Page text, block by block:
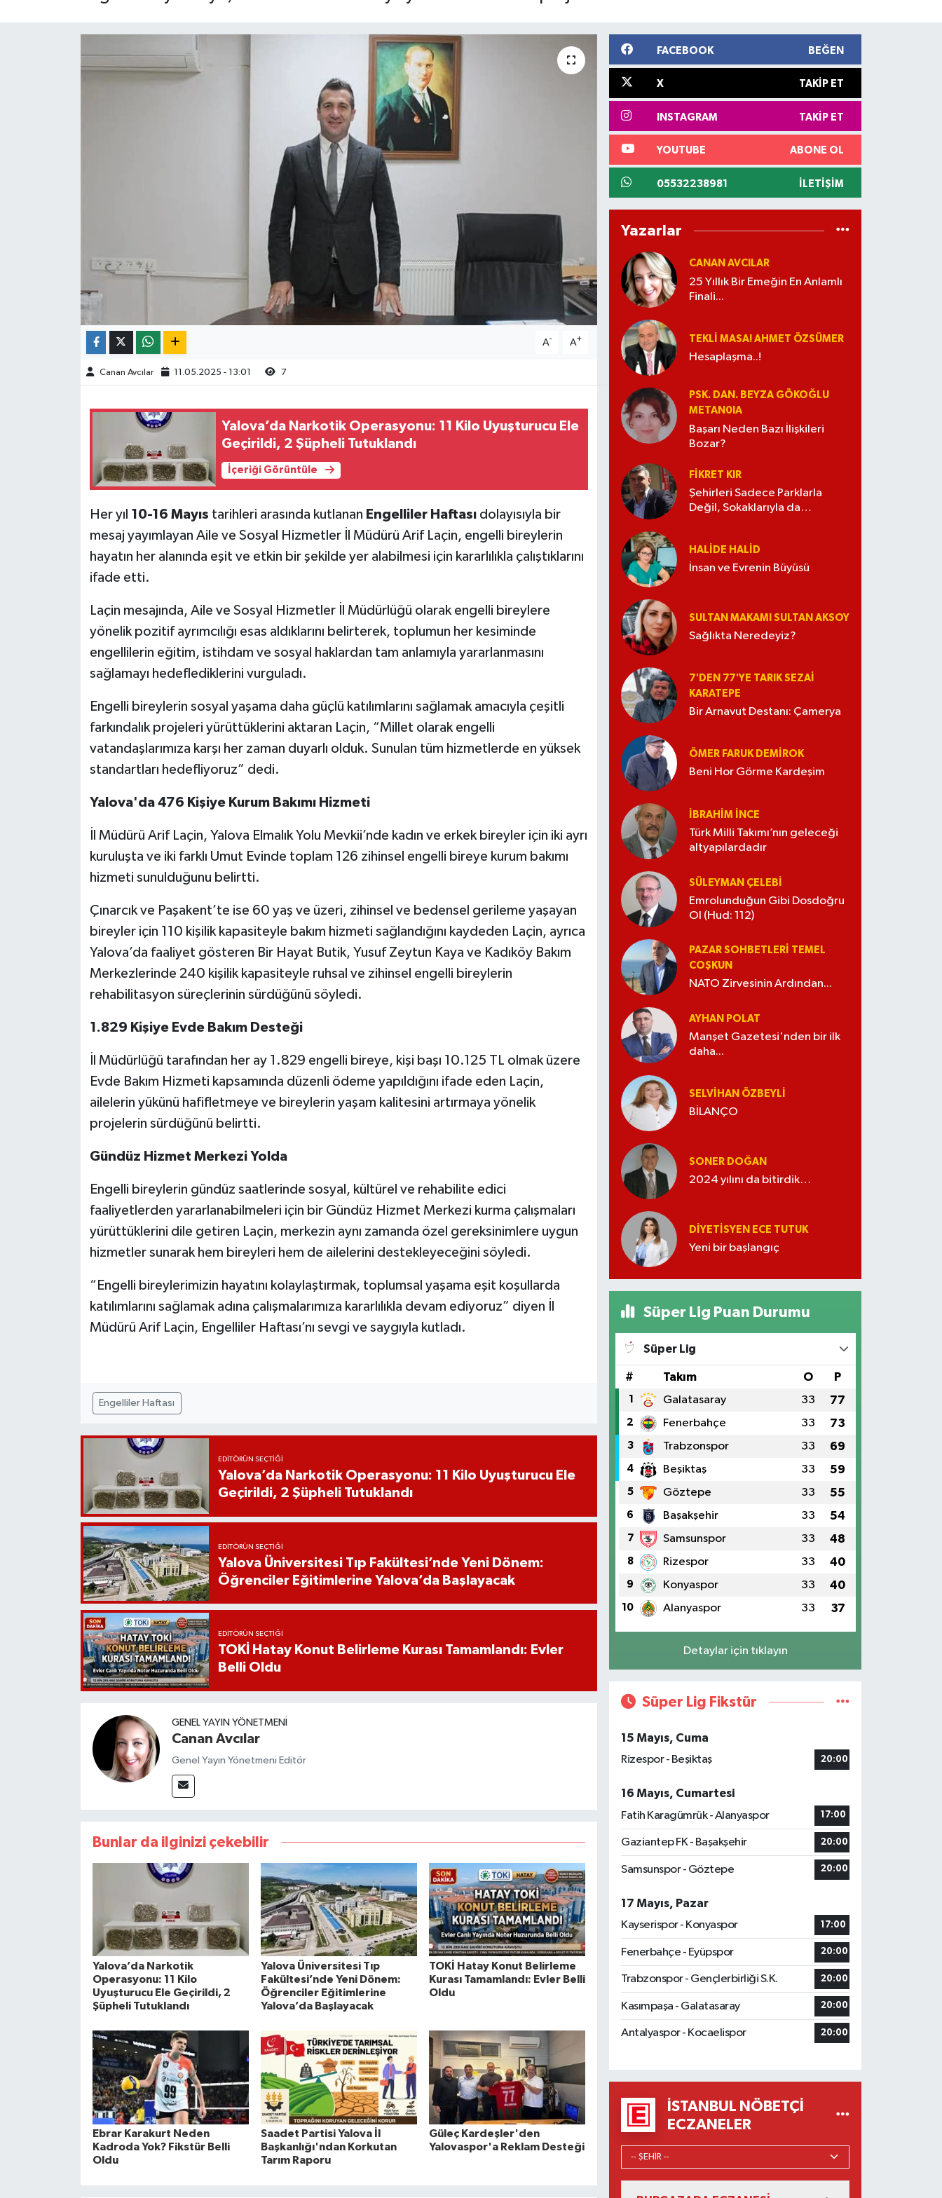
A- A+
Canan Avcılar 11.05.2025 - 13:01 7
Yalova’da Narkotik Operasyonu: 11 Kilo Uyuşturucu Ele
Geçirildi, 2 Şüpheli Tutuklandı
İçeriği Görüntüle
Her yıl 10-16 Mayıs tarihleri arasında kutlanan Engelliler Haftasıdolayısıyla bir
mesaj yayımlayan Aile ve Sosyal Hizmetler İl Müdürü Arif Laçin, engelli bireylerin
hayatın her alanında eşit ve etkin bir şekilde yer alabilmesi için kararlılıkla çalıştıklarını
ifade etti.
Laçin mesajında, Aile ve Sosyal Hizmetler İl Müdürlüğü olarak engelli bireylere
yönelik pozitif ayrımcılığı esas aldıklarını belirterek, toplumun her kesiminde
engellilerin eğitim, istihdam ve sosyal haklardan tam anlamıyla yararlanmasını
sağlamayı hedeflediklerini vurguladı.
Engelli bireylerin sosyal yaşama daha güçlü katılımlarını sağlamak amacıyla çeşitli
farkındalık projeleri yürüttüklerini aktaran Laçin, “Millet olarak engelli
vatandaşlarımıza karşı her zaman duyarlı olduk. Sunulan tüm hizmetlerde en yüksek
standartları hedefliyoruz” dedi.
Yalova'da 476 Kişiye Kurum Bakımı Hizmeti
İl Müdürü Arif Laçin, Yalova Elmalık Yolu Mevkii’nde kadın ve erkek bireyler için iki ayrı
kuruluşta ve iki farklı Umut Evinde toplam 126 zihinsel engelli bireye kurum bakımı
hizmeti sunulduğunu belirtti.
Çınarcık ve Paşakent’te ise 60 yaş ve üzeri, zihinsel ve bedensel gerileme yaşayan
bireyler için 110 kişilik kapasiteyle bakım hizmeti sağlandığını kaydeden Laçin, ayrıca
Yalova’da faaliyet gösteren Bir Hayat Butik, Yusuf Zeytun Kaya ve Kadıköy Bakım
Merkezlerinde 240 kişilik kapasiteyle ruhsal ve zihinsel engelli bireylerin
rehabilitasyon süreçlerinin sürdüğünü söyledi.
1.829 Kişiye Evde Bakım Desteği
İl Müdürlüğü tarafından her ay 1.829 engelli bireye, kişi başı 10.125 TL olmak üzere
Evde Bakım Hizmeti kapsamında düzenli ödeme yapıldığını ifade eden Laçin,
ailelerin yükünü hafifletmeye ve bireylerin yaşam kalitesini artırmaya yönelik
projelerin sürdüğünü belirtti.
Gündüz Hizmet Merkezi Yolda
Engelli bireylerin gündüz saatlerinde sosyal, kültürel ve rehabilite edici
faaliyetlerden yararlanabilmeleri için bir Gündüz Hizmet Merkezi kurma çalışmaları
yürüttüklerini dile getiren Laçin, merkezin aynı zamanda özel gereksinimlere uygun
hizmetler sunarak hem bireyleri hem de ailelerini destekleyeceğini söyledi.
“Engelli bireylerimizin hayatını kolaylaştırmak, toplumsal yaşama eşit koşullarda
katılımlarını sağlamak adına çalışmalarımıza kararlılıkla devam ediyoruz” diyen İl
Müdürü Arif Laçin, Engelliler Haftası’nı sevgi ve saygıyla kutladı.
Engelliler Haftası
EDITÖRÜN SEÇTIĞI
Yalova’da Narkotik Operasyonu: 11 Kilo Uyuşturucu Ele
Geçirildi, 2 Şüpheli Tutuklandı
EDITÖRÜN SEÇTIĞI
Yalova Üniversitesi Tıp Fakültesi’nde Yeni Dönem:
Öğrenciler Eğitimlerine Yalova’da Başlayacak
EDITÖRÜN SEÇTIĞI
TOKİ Hatay Konut Belirleme Kurası Tamamlandı: Evler
Belli Oldu
GENEL YAYIN YÖNETMENI
Canan Avcılar
Genel Yayın Yönetmeni Editör
Bunlar da ilginizi çekebilir
Yalova’da Narkotik
Operasyonu: 11 Kilo
Uyuşturucu Ele Geçirildi, 2
Şüpheli Tutuklandı
Yalova Üniversitesi Tıp
Fakültesi’nde Yeni Dönem:
Öğrenciler Eğitimlerine
Yalova’da Başlayacak
TOKİ Hatay Konut Belirleme
Kurası Tamamlandı: Evler Belli
Oldu
Ebrar Karakurt Neden
Kadroda Yok? Fikstür Belli
Oldu
Saadet Partisi Yalova İl
Başkanlığı'ndan Korkutan
Tarım Raporu
Güleç Kardeşler'den
Yalovaspor'a Reklam Desteği
FACEBOOK BEĞEN
X TAKIP ET
INSTAGRAM TAKIP ET
YOUTUBE ABONE OL
05532238981 İLETIŞIM
Yazarlar
CANAN AVCILAR
25 Yıllık Bir Emeğin En Anlamlı
Finali...
TEKLI MASA! AHMET ÖZSÜMER
Hesaplaşma..!
PSK. DAN. BEYZA GÖKOĞLU
METAN0IA
Başarı Neden Bazı İlişkileri
Bozar?
FIKRET KIR
Şehirleri Sadece Parklarla
Değil, Sokaklarıyla da
HALIDE HALID
İnsan ve Evrenin Büyüsü
SULTAN MAKAMI SULTAN AKSOY
Sağlıkta Neredeyiz?
7'DEN 77'YE TARIK SEZAI
KARATEPE
Bir Arnavut Destanı: Çamerya
ÖMER FARUK DEMIROK
Beni Hor Görme Kardeşim
İBRAHIM İNCE
Türk Milli Takımı’nın geleceği
altyapılardadır
SÜLEYMAN ÇELEBI
Emrolunduğun Gibi Dosdoğru
Ol (Hud: 112)
PAZAR SOHBETLERI TEMEL
COŞKUN
NATO Zirvesinin Ardından...
AYHAN POLAT
Manşet Gazetesi'nden bir ilk
daha...
SELVIHAN ÖZBEYLI
BİLANÇO
SONER DOĞAN
2024 yılını da bitirdik…
DIYETISYEN ECE TUTUK
Yeni bir başlangıç
Süper Lig Puan Durumu
Süper Lig
# Takım O P
1 Galatasaray 33 77
2 Fenerbahçe 33 73
3 Trabzonspor 33 69
4 Beşiktaş 33 59
5 Göztepe 33 55
6 Başakşehir 33 54
7 Samsunspor 33 48
8 Rizespor 33 40
9 Konyaspor 33 40
10 Alanyaspor 33 37
Detaylar için tıklayın
Süper Lig Fikstür
15 Mayıs, Cuma
Rizespor - Beşiktaş
20:00
16 Mayıs, Cumartesi
Fatih Karagümrük - Alanyaspor
17:00
Gaziantep FK - Başakşehir 20:00
Samsunspor - Göztepe 20:00
17 Mayıs, Pazar
Kayserispor - Konyaspor
17:00
Fenerbahçe - Eyüpspor 20:00
Trabzonspor - Gençlerbirliği S.K. 20:00
Kasımpaşa - Galatasaray 20:00
Antalyaspor - Kocaelispor 20:00
İSTANBUL NÖBETÇI
ECZANELER